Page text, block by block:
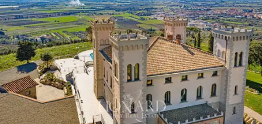
Pilis yra panardinta į kerintį1,5 hektaro sodą, kuriame
yra panoraminis terasinis baseinas, iš kurio atsiveria
kvapą gniaužiantys vaizdaiį vynuogynus, kurie švelniai
vingiuoja į Toskanos jūrą. Be to,gerai prižiūrimame
parke esanti nedidelė bažnytėlėyra ideali vieta
religinėms apeigoms švęsti intymiame ir išskirtiniame
kontekste.